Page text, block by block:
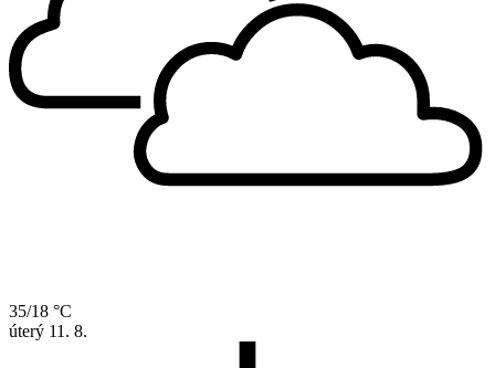
35/18 °C
úterý 11. 8.